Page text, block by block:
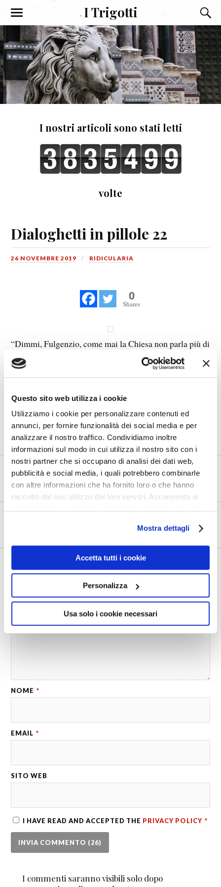
Questo sito web utilizza i cookie
Utilizziamo i cookie per personalizzare contenuti ed
annunci, per fornire funzionalità dei social media e per
analizzare il nostro traffico. Condividiamo inoltre
informazioni sul modo in cui utilizza il nostro sito con i
nostri partner che si occupano di analisi dei dati web,
pubblicità e social media, i quali potrebbero combinarle
con altre informazioni che ha fornito loro o che hanno
raccolto dal suo utilizzo dei loro servizi. Acconsenta ai
Mostra dettagli
Accetta tutti i cookie
Personalizza
Usa solo i cookie necessari
I Trigotti
I nostri articoli sono stati letti
volte
Dialoghetti in pillole 22
26 NOVEMBRE 2019 RIDICULARIA
0
Shares
“Dimmi, Fulgenzio, come mai la Chiesa non parla più di
peccato, Giudizio, inferno, Vita Eterna?” “Quale Chiesa,
Terenzio?”
0
Shares
PRECEDENTE
Dialoghetti in pillole 21
Dialoghetti in pillole 23
Lascia un commento
COMMENTO
NOME *
EMAIL *
SITO WEB
I HAVE READ AND ACCEPTED THE PRIVACY POLICY *
I commenti saranno visibili solo dopo